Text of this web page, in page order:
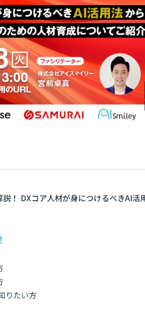
！ DXコア人材が身につけるべきAI活
りたい方